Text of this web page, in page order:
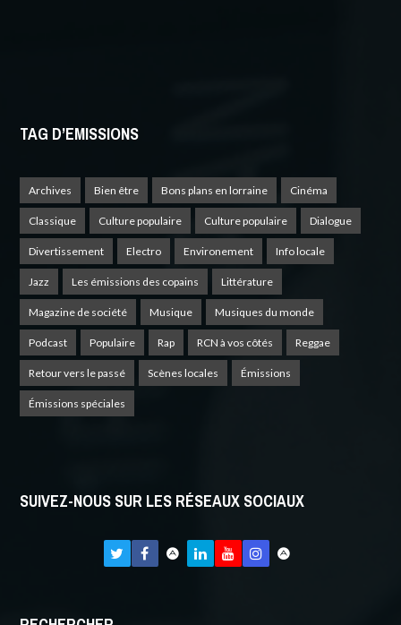
TAG D’EMISSIONS
Archives Bien être Bons plans en lorraine Cinéma
Classique Culture populaire Culture populaire Dialogue
Divertissement Electro Environement Info locale
Jazz Les émissions des copains Littérature
Magazine de société Musique Musiques du monde
Podcast Populaire Rap RCN à vos côtés Reggae
Retour vers le passé Scènes locales Émissions
Émissions spéciales
SUIVEZ-NOUS SUR LES RÉSEAUX SOCIAUX